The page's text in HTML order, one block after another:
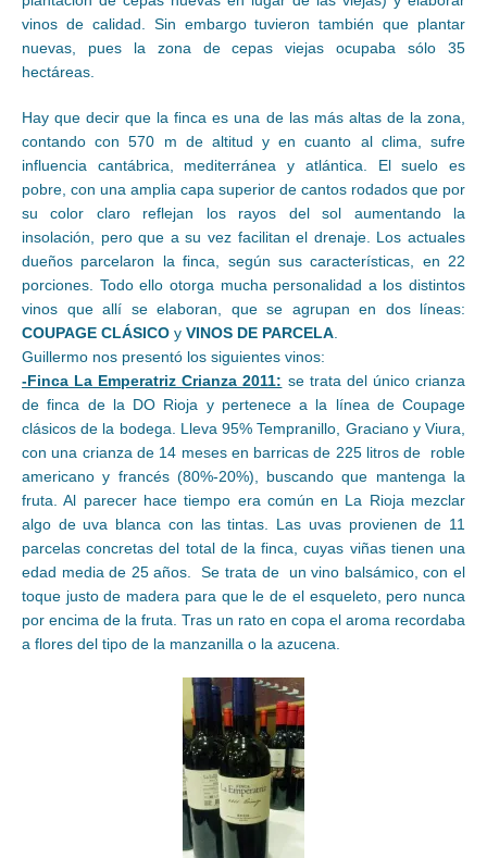
vinos de calidad. Sin embargo tuvieron también que plantar
nuevas, pues la zona de cepas viejas ocupaba sólo 35
hectáreas.
Hay que decir que la finca es una de las más altas de la zona,
contando con 570 m de altitud y en cuanto al clima, sufre
influencia cantábrica, mediterránea y atlántica. El suelo es
pobre, con una amplia capa superior de cantos rodados que por
su color claro reflejan los rayos del sol aumentando la
insolación, pero que a su vez facilitan el drenaje. Los actuales
dueños parcelaron la finca, según sus características, en 22
porciones. Todo ello otorga mucha personalidad a los distintos
vinos que allí se elaboran, que se agrupan en dos líneas:
COUPAGE CLÁSICO y VINOS DE PARCELA.
Guillermo nos presentó los siguientes vinos:
-Finca La Emperatriz Crianza 2011: se trata del único crianza
de finca de la DO Rioja y pertenece a la línea de Coupage
clásicos de la bodega. Lleva 95% Tempranillo, Graciano y Viura,
con una crianza de 14 meses en barricas de 225 litros de roble
americano y francés (80%-20%), buscando que mantenga la
fruta. Al parecer hace tiempo era común en La Rioja mezclar
algo de uva blanca con las tintas. Las uvas provienen de 11
parcelas concretas del total de la finca, cuyas viñas tienen una
edad media de 25 años. Se trata de un vino balsámico, con el
toque justo de madera para que le de el esqueleto, pero nunca
por encima de la fruta. Tras un rato en copa el aroma recordaba
a flores del tipo de la manzanilla o la azucena.